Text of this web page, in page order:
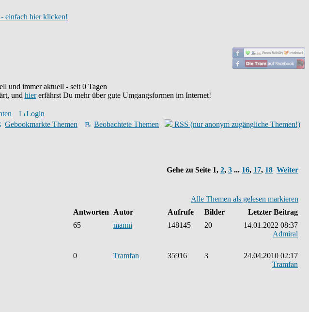
einfach hier klicken!
und immer aktuell - seit 0 Tagen
und hiererfährst Du mehr über gute Umgangsformen im Internet!
Login
Gebookmarkte Themen
Beobachtete Themen RSS (nur anonym zugängliche Themen!)
Gehe zu Seite 1, 2, 3 ... 16, 17, 18 Weiter
Alle Themen als gelesen markieren
Antworten Autor Aufrufe Bilder
Letzter Beitrag
65 manni 148145 20
14.01.2022 08:37
Admiral
0 Tramfan 35916 3
24.04.2010 02:17
Tramfan